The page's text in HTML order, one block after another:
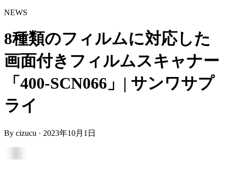
NEWS
8種類のフィルムに対応した
画面付きフィルムスキャナー
「400-SCN066」| サンワサプ
ライ
By cizucu · 2023年10月1日